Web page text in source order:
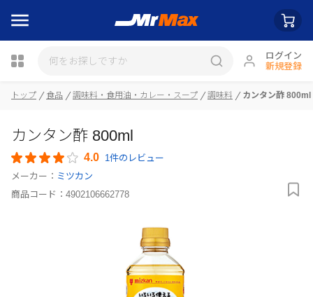
ログイン
新規登録
瓶詰
トップ 食品 調味料・食用油・カレー・スープ 調味料 カンタン酢 800ml
カンタン酢 800ml
4.0 1件のレビュー
メーカー： ミツカン
商品コード： 4902106662778